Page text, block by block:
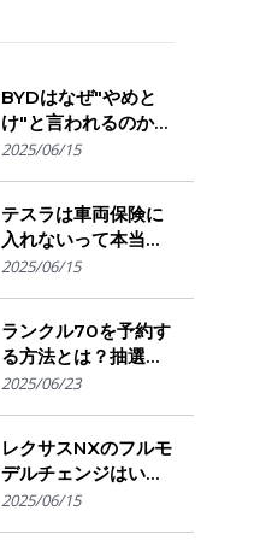
BYDはなぜ"やめと
け"と言われるのか？
購入を迷う人が気に
解説
2025/06/15
テスラは車両保険に
入れないって本当？
保険会社の対応とオ
2025/06/15
ランクル70を予約す
る方法とは？抽選方
式・販売店選び・購
2025/06/23
レクサスNXのフルモ
デルチェンジはい
つ？発売時期・デザ
2025/06/15